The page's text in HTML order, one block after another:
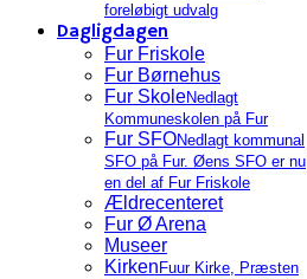
foreløbigt udvalg
Dagligdagen
Fur Friskole
Fur Børnehus
Fur SkoleNedlagt
Kommuneskolen på Fur
Fur SFONedlagt kommunal
SFO på Fur. Øens SFO er nu
en del af Fur Friskole
Ældrecenteret
Fur Ø Arena
Museer
Kirken Fuur Kirke, Præsten